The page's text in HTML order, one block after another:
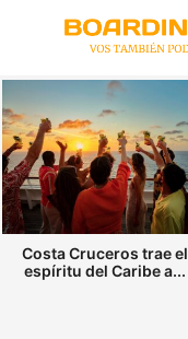
Costa Cruceros trae el
espíritu del Caribe a...